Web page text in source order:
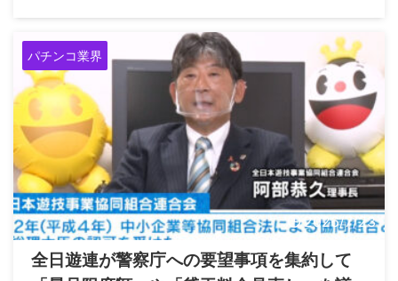
い無し (@umeko777kirari) July 24, 2026
パチンコ業界
2026/7/23
全日遊連が警察庁への要望事項を集約して